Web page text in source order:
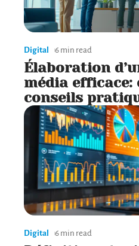
Digital 6 min read
Élaboration
média efficace:
conseils
Digital 6 min read